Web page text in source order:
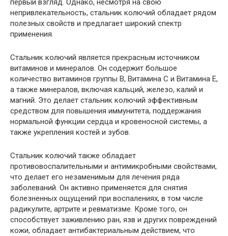
первый взгляд. Однако, несмотря на свою
непривлекательность, стальник колючий обладает рядом
полезных свойств и предлагает широкий спектр
применения.
Стальник колючий является прекрасным источником
витаминов и минералов. Он содержит большое
количество витаминов группы В, Витамина С и Витамина Е,
а также минералов, включая кальций, железо, калий и
магний. Это делает стальник колючий эффективным
средством для повышения иммунитета, поддержания
нормальной функции сердца и кровеносной системы, а
также укрепления костей и зубов.
Стальник колючий также обладает
противовоспалительными и антимикробными свойствами,
что делает его незаменимым для лечения ряда
заболеваний. Он активно применяется для снятия
болезненных ощущений при воспалениях, в том числе
радикулите, артрите и ревматизме. Кроме того, он
способствует заживлению ран, язв и других повреждений
кожи, обладает антибактериальным действием, что